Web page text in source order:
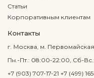
Статьи
Корпоративным клиентам
Контакты
г. Москва, м.
Пн.-Пт.: 08:00-22:00, Сб-
+7 (903) 707-17-21 +7 (499)